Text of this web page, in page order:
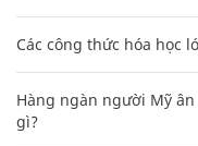
Các công thức hóa học
Hàng ngàn người Mỹ ân
gì?